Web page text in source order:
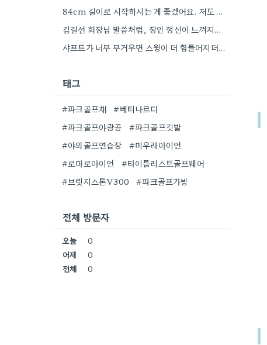
84cm 길이로 시작하시는 게 좋겠어요. 저도 처음 시작할 때 그랬는데, 그 정도 길이에서 균형이 잘…
김길선 회장님 말씀처럼, 장인 정신이 느껴지네요. 제가 항상 생각하는 건, 파크골프채의 무게 중심이 스윙에 미치는…
샤프트가 너무 무거우면 스윙이 더 힘들어지더라고요. 특히 오래 쳤더니 손목이 아팠어요.
태그
#파크골프채
#베티나르디
#파크골프야광공
#파크골프깃발
#야외골프연습장
#미우라아이언
#로마로아이언
#타이틀리스트골프웨어
#브릿지스톤V300
#파크골프가방
전체 방문자
오늘
0
어제
0
전체
0